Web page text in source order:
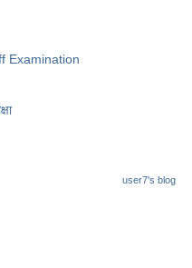
Examination
user7's blog